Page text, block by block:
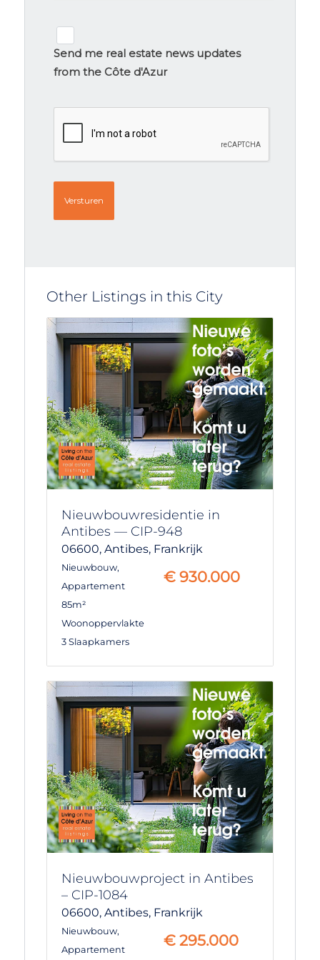
signup
Send me real estate news updates
from the Côte d'Azur
Other Listings in this City
Nieuwbouwresidentie in
Antibes — CIP-948
06600, Antibes, Frankrijk
Nieuwbouw,
Appartement
85m²
Woonoppervlakte
3 Slaapkamers
€ 930.000
Nieuwbouwproject in Antibes
– CIP-1084
06600, Antibes, Frankrijk
Nieuwbouw,
Appartement
€ 295.000